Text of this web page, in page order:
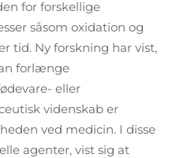
for forskellige
såsom oxidation og
tid. Ny forskning har vist,
forlænge
eller
videnskab er
ved medicin. I disse
agenter, vist sig at